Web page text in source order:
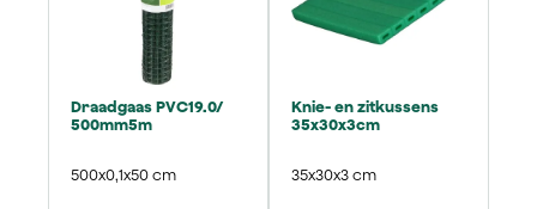
Draadgaas PVC19.0/
500mm5m
500x0,1x50 cm
Knie- en zitkussens
35x30x3cm
35x30x3 cm